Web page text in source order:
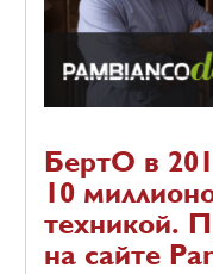
БертО в
10
техникой.
на сайте